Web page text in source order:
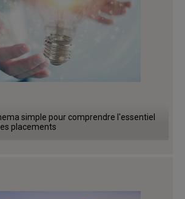
simple pour comprendre l'essentiel
placements